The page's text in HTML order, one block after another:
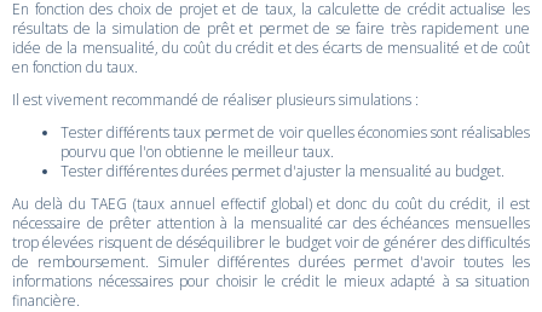
En fonction des choix de projet et de taux, la calculette de crédit actualise les
résultats de la simulation de prêt et permet de se faire très rapidement une
idée de la mensualité, du coût du crédit et des écarts de mensualité et de coût
en fonction du taux.
Il est vivement recommandé de réaliser plusieurs simulations :
Tester différents taux permet de voir quelles économies sont réalisables
pourvu que l'on obtienne le meilleur taux.
Tester différentes durées permet d'ajuster la mensualité au budget.
Au delà du TAEG (taux annuel effectif global) et donc du coût du crédit, il est
nécessaire de prêter attention à la mensualité car des échéances mensuelles
trop élevées risquent de déséquilibrer le budget voir de générer des difficultés
de remboursement. Simuler différentes durées permet d'avoir toutes les
informations nécessaires pour choisir le crédit le mieux adapté à sa situation
financière.